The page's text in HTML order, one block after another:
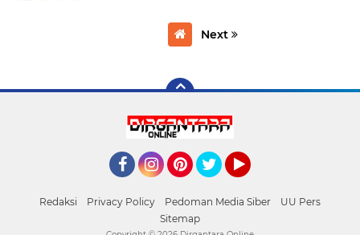
Next
Redaksi Privacy Policy Pedoman Media Siber
UU Pers
Sitemap